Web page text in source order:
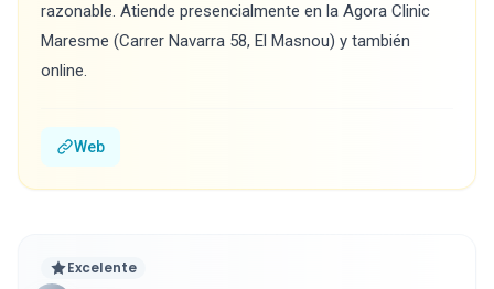
razonable. Atiende presencialmente en la Agora Clinic
Maresme (Carrer Navarra 58, El Masnou) y también
online.
Web
Excelente